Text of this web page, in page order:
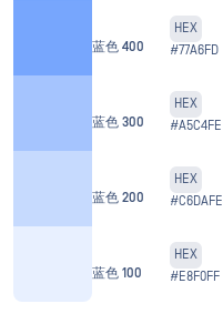
蓝色 400
HEX
#77A6FD
蓝色 300
HEX
#A5C4FE
蓝色 200
HEX
#C6DAFE
蓝色 100
HEX
#E8F0FF